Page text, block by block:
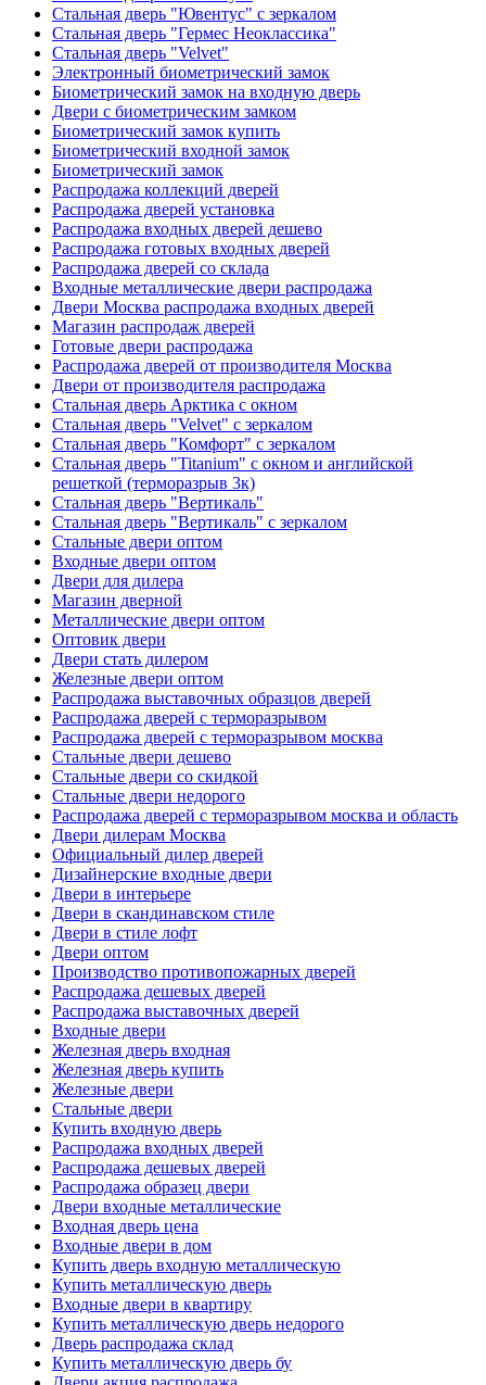
Стальная дверь "Ювентус" с зеркалом
Стальная дверь "Гермес Неоклассика"
Стальная дверь "Velvet"
Электронный биометрический замок
Биометрический замок на входную дверь
Двери с биометрическим замком
Биометрический замок купить
Биометрический входной замок
Биометрический замок
Распродажа коллекций дверей
Распродажа дверей установка
Распродажа входных дверей дешево
Распродажа готовых входных дверей
Распродажа дверей со склада
Входные металлические двери распродажа
Двери Москва распродажа входных дверей
Магазин распродаж дверей
Готовые двери распродажа
Распродажа дверей от производителя Москва
Двери от производителя распродажа
Стальная дверь Арктика с окном
Стальная дверь "Velvet" с зеркалом
Стальная дверь "Комфорт" с зеркалом
Стальная дверь "Titanium" с окном и английской
решеткой (терморазрыв 3к)
Стальная дверь "Вертикаль"
Стальная дверь "Вертикаль" с зеркалом
Стальные двери оптом
Входные двери оптом
Двери для дилера
Магазин дверной
Металлические двери оптом
Оптовик двери
Двери стать дилером
Железные двери оптом
Распродажа выставочных образцов дверей
Распродажа дверей с терморазрывом
Распродажа дверей с терморазрывом москва
Стальные двери дешево
Стальные двери со скидкой
Стальные двери недорого
Распродажа дверей с терморазрывом москва и область
Двери дилерам Москва
Официальный дилер дверей
Дизайнерские входные двери
Двери в интерьере
Двери в скандинавском стиле
Двери в стиле лофт
Двери оптом
Производство противопожарных дверей
Распродажа дешевых дверей
Распродажа выставочных дверей
Входные двери
Железная дверь входная
Железная дверь купить
Железные двери
Стальные двери
Купить входную дверь
Распродажа входных дверей
Распродажа дешевых дверей
Распродажа образец двери
Двери входные металлические
Входная дверь цена
Входные двери в дом
Купить дверь входную металлическую
Купить металлическую дверь
Входные двери в квартиру
Купить металлическую дверь недорого
Дверь распродажа склад
Купить металлическую дверь бу